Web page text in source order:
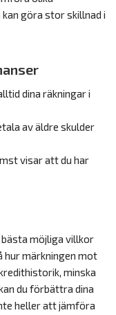
kan göra stor skillnad i
dina räkningar i
av äldre skulder
visar att du har
möjliga villkor
märkningen mot
minska
du förbättra dina
heller att jämföra